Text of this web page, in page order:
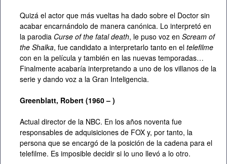
Quizá el actor que más vueltas ha dado sobre el Doctor sin
acabar encarnándolo de manera canónica. Lo interpretó en
la parodia Curse of the fatal death, le puso voz en Scream of
the Shalka, fue candidato a interpretarlo tanto en el telefilme
con en la película y también en las nuevas temporadas…
Finalmente acabaría interpretando a uno de los villanos de la
serie y dando voz a la Gran Inteligencia.
Greenblatt, Robert (1960 – )
Actual director de la NBC. En los años noventa fue
responsables de adquisiciones de FOX y, por tanto, la
persona que se encargó de la posición de la cadena para el
telefilme. Es imposible decidir si lo uno llevó a lo otro.